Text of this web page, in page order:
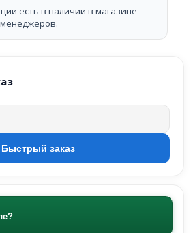
есть в наличии в магазине —